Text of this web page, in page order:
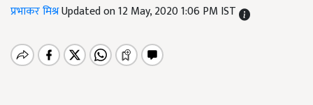
प्रभाकर मिश्रUpdated on 12 May, 2020 1:06 PM IST